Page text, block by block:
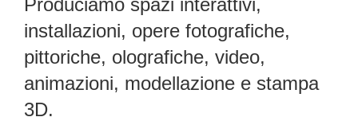
Produciamo spazi interattivi,
installazioni, opere fotografiche,
pittoriche, olografiche, video,
animazioni, modellazione e stampa
3D.